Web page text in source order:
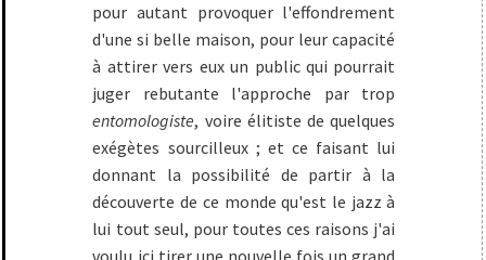
pour autant provoquer l'effondrement
d'une si belle maison, pour leur capacité
à attirer vers eux un public qui pourrait
juger rebutante l'approche par trop
entomologiste, voire élitiste de quelques
exégètes sourcilleux ; et ce faisant lui
donnant la possibilité de partir à la
découverte de ce monde qu'est le jazz à
lui tout seul, pour toutes ces raisons j'ai
voulu ici tirer une nouvelle fois un grand